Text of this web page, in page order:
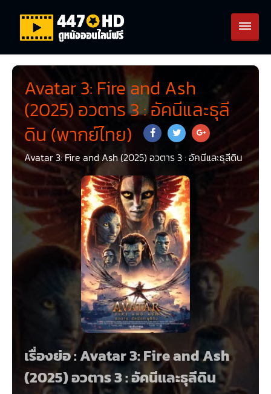
Avatar 3: Fire and Ash
(2025) อวตาร 3 : อัคนีและธุลี
ดิน (พากย์ไทย)
Avatar 3: Fire and Ash (2025) อวตาร 3 : อัคนีและธุลีดิน
เรื่องย่อ : Avatar 3: Fire and Ash
(2025) อวตาร 3 : อัคนีและธุลีดิน